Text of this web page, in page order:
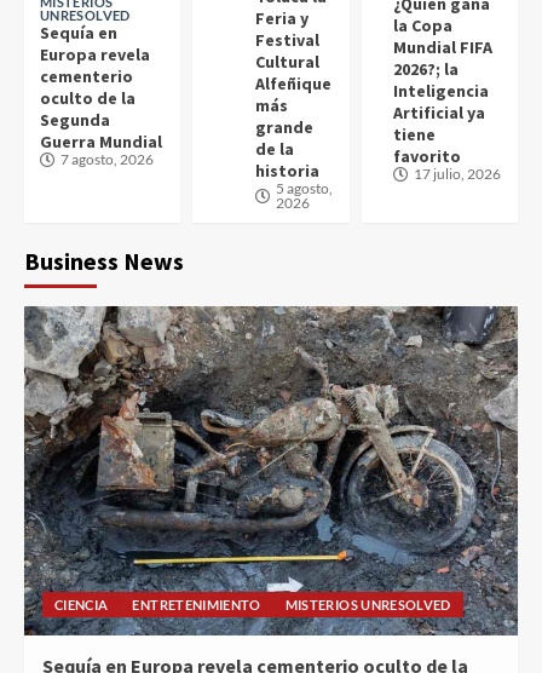
UNRESOLVED
Sequía en
Europa revela
cementerio
oculto de la
Segunda
Guerra Mundial
7 agosto, 2026
Feria y
Festival
Cultural
Alfeñique
más
grande
de la
historia
5 agosto,
2026
la Copa
Mundial FIFA
2026?; la
Inteligencia
Artificial ya
tiene
favorito
17 julio, 2026
Business News
CIENCIA ENTRETENIMIENTO MISTERIOS UNRESOLVED
Sequía en Europa revela cementerio oculto de la